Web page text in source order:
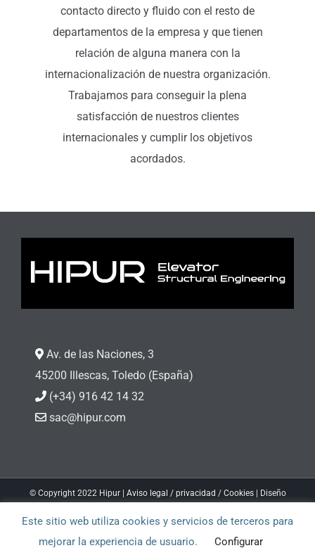
contacto directo y fluido con el resto de
departamentos de la empresa y que tienen
relación de alguna manera con la
internacionalización de nuestra organización.
Trabajamos para conseguir la plena
satisfacción de nuestros clientes
internacionales y cumplir los objetivos
acordados.
Av. de las Naciones, 3
45200 Illescas, Toledo (España)
(+34) 916 42 14 32
sac@hipur.com
© Copyright 2022 Hipur | Aviso legal / privacidad / Cookies| Diseño
FacebookLinkedIn
Este sitio web utiliza cookies y servicios de terceros para
mejorar la experiencia de usuario.
Configurar